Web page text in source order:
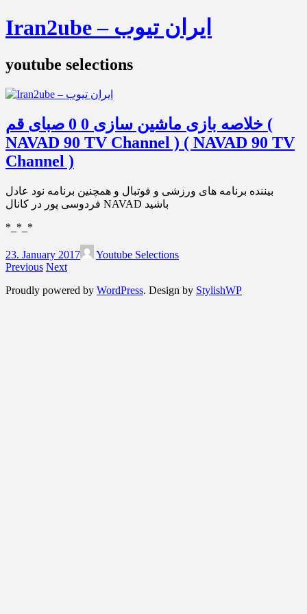
Iran2ube – ایران تیوب
youtube selections
خلاصه بازی ماشین سازی 0 0 صبای قم (
NAVAD 90 TV Channel ) ( NAVAD 90 TV
Channel )
بیننده برنامه های ورزشی و فوتبال و همچنین برنامه نود عادل
فردوسی پور در کانال NAVAD باشید
*_*_*
23. January 2017
Youtube Selections
Previous Next
Proudly powered by WordPress. Design by StylishWP